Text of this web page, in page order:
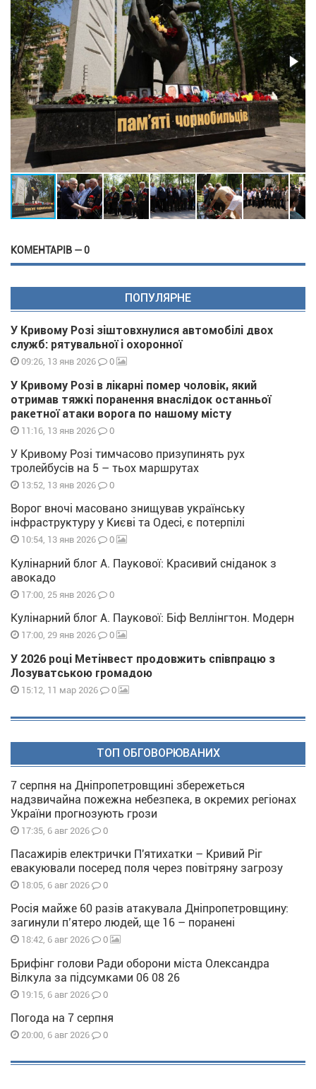
КОМЕНТАРІВ — 0
ПОПУЛЯРНЕ
У Кривому Розі зіштовхнулися автомобілі двох
служб: рятувальної і охоронної
09:26, 13 янв 2026 0
У Кривому Розі в лікарні помер чоловік, який
отримав тяжкі поранення внаслідок останньої
ракетної атаки ворога по нашому місту
11:16, 13 янв 2026 0
У Кривому Розі тимчасово призупинять рух
тролейбусів на 5 – тьох маршрутах
13:52, 13 янв 2026 0
Ворог вночі масовано знищував українську
інфраструктуру у Києві та Одесі, є потерпілі
10:54, 13 янв 2026 0
Кулінарний блог А. Паукової: Красивий сніданок з
авокадо
17:00, 25 янв 2026 0
Кулінарний блог А. Паукової: Біф Веллінгтон. Модерн
17:00, 29 янв 2026 0
У 2026 році Метінвест продовжить співпрацю з
Лозуватською громадою
15:12, 11 мар 2026 0
ТОП ОБГОВОРЮВАНИХ
7 серпня на Дніпропетровщині збережеться
надзвичайна пожежна небезпека, в окремих регіонах
України прогнозують грози
17:35, 6 авг 2026 0
Пасажирів електрички П'ятихатки – Кривий Ріг
евакуювали посеред поля через повітряну загрозу
18:05, 6 авг 2026 0
Росія майже 60 разів атакувала Дніпропетровщину:
загинули п’ятеро людей, ще 16 – поранені
18:42, 6 авг 2026 0
Брифінг голови Ради оборони міста Олександра
Вілкула за підсумками 06 08 26
19:15, 6 авг 2026 0
Погода на 7 серпня
20:00, 6 авг 2026 0